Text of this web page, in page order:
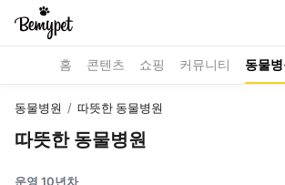
홈 콘텐츠 쇼핑 커뮤니티 동물
동물병원 / 따뜻한 동물병원
따뜻한 동물병원
운영 10년차